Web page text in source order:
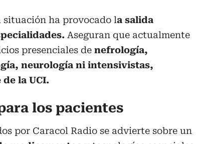
situación ha provocado la salida
Aseguran que actualmente
presenciales de nefrología,
neurología ni intensivistas,
la UCI.
los pacientes
por Caracol Radio se advierte sobre un